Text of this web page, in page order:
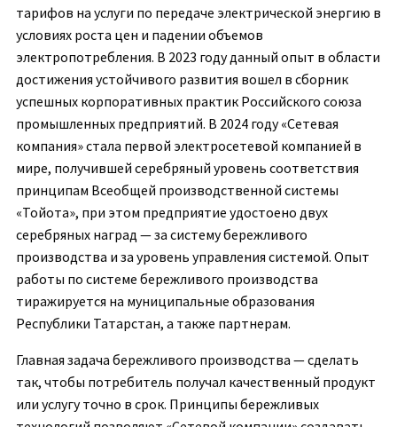
тарифов на услуги по передаче электрической энергию в
условиях роста цен и падении объемов
электропотребления. В 2023 году данный опыт в области
достижения устойчивого развития вошел в сборник
успешных корпоративных практик Российского союза
промышленных предприятий. В 2024 году «Сетевая
компания» стала первой электросетевой компанией в
мире, получившей серебряный уровень соответствия
принципам Всеобщей производственной системы
«Тойота», при этом предприятие удостоено двух
серебряных наград — за систему бережливого
производства и за уровень управления системой. Опыт
работы по системе бережливого производства
тиражируется на муниципальные образования
Республики Татарстан, а также партнерам.
Главная задача бережливого производства — сделать
так, чтобы потребитель получал качественный продукт
или услугу точно в срок. Принципы бережливых